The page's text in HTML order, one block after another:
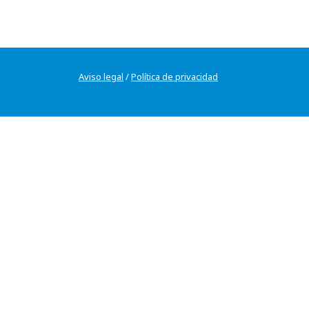
Aviso legal /Política de privacidad